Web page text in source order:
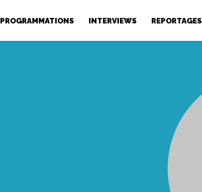
PROGRAMMATIONS INTERVIEWS REPORTAGES